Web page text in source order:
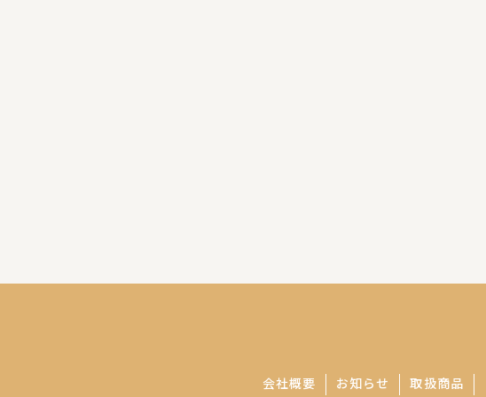
会社概要 お知らせ 取扱商品